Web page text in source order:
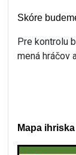
Skóre
Pre kontrolu
mená hráčov
Mapa ihriska